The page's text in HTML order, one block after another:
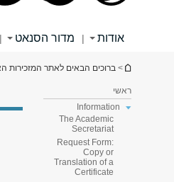
אודות | מדור הסנאט |
הינך נמצא כאן
> ברוכים הבאים לאתר המזכירות
ראשי
Information
The Academic
Secretariat
Request Form:
Copy or
Translation of a
Certificate